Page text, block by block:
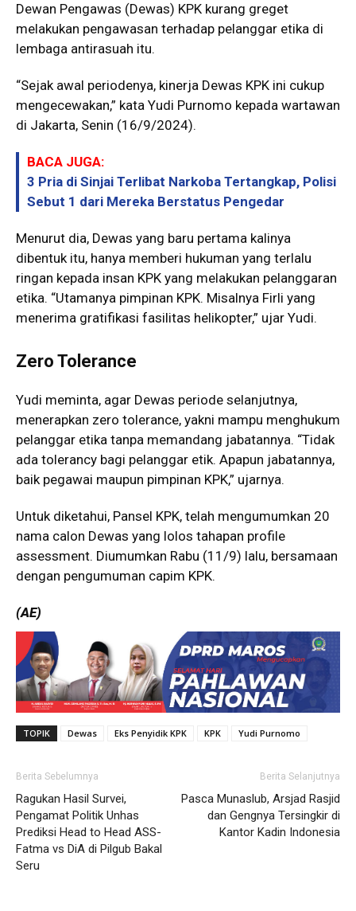
Dewan Pengawas (Dewas) KPK kurang greget
melakukan pengawasan terhadap pelanggar etika di
lembaga antirasuah itu.
“Sejak awal periodenya, kinerja Dewas KPK ini cukup
mengecewakan,” kata Yudi Purnomo kepada wartawan
di Jakarta, Senin (16/9/2024).
BACA JUGA:
3 Pria di Sinjai Terlibat Narkoba Tertangkap, Polisi
Sebut 1 dari Mereka Berstatus Pengedar
Menurut dia, Dewas yang baru pertama kalinya
dibentuk itu, hanya memberi hukuman yang terlalu
ringan kepada insan KPK yang melakukan pelanggaran
etika. “Utamanya pimpinan KPK. Misalnya Firli yang
menerima gratifikasi fasilitas helikopter,” ujar Yudi.
Zero Tolerance
Yudi meminta, agar Dewas periode selanjutnya,
menerapkan zero tolerance, yakni mampu menghukum
pelanggar etika tanpa memandang jabatannya. “Tidak
ada tolerancy bagi pelanggar etik. Apapun jabatannya,
baik pegawai maupun pimpinan KPK,” ujarnya.
Untuk diketahui, Pansel KPK, telah mengumumkan 20
nama calon Dewas yang lolos tahapan profile
assessment. Diumumkan Rabu (11/9) lalu, bersamaan
dengan pengumuman capim KPK.
(AE)
TOPIK Dewas Eks Penyidik KPK KPK Yudi Purnomo
Berita Sebelumnya
Ragukan Hasil Survei,
Pengamat Politik Unhas
Prediksi Head to Head ASS-
Fatma vs DiA di Pilgub Bakal
Seru
Berita Selanjutnya
Pasca Munaslub, Arsjad Rasjid
dan Gengnya Tersingkir di
Kantor Kadin Indonesia